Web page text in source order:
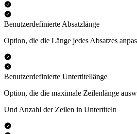
Benutzerdefinierte Absatzlänge
Option, die die Länge jedes Absatzes
Benutzerdefinierte Untertitellänge
Option, die die maximale Zeilenlänge
Und Anzahl der Zeilen in Untertiteln